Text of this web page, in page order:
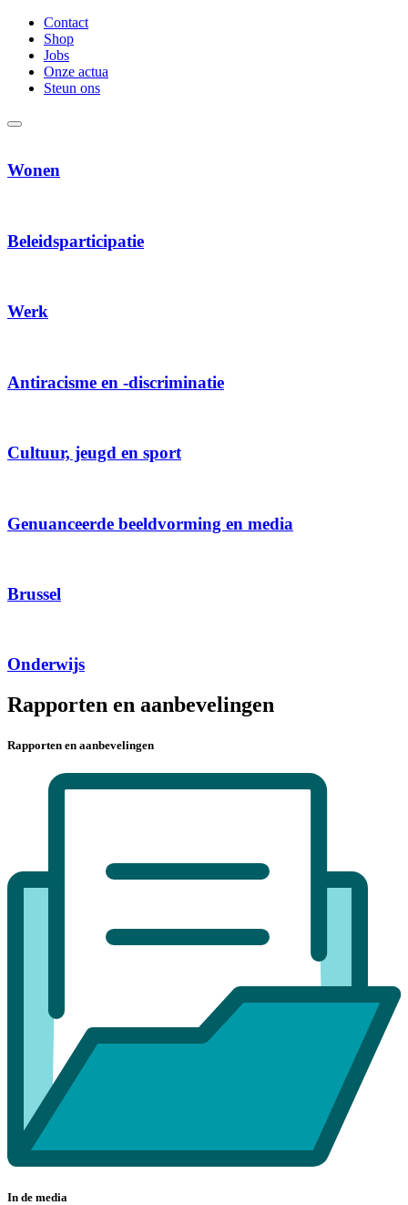
Contact
Shop
Jobs
Onze actua
Steun ons
Wonen
Beleids­participatie
Werk
Antiracisme en -discriminatie
Cultuur, jeugd en sport
Genuanceerde beeldvorming en media
Brussel
Onderwijs
Rapporten en aanbevelingen
Rapporten en aanbevelingen
In de media